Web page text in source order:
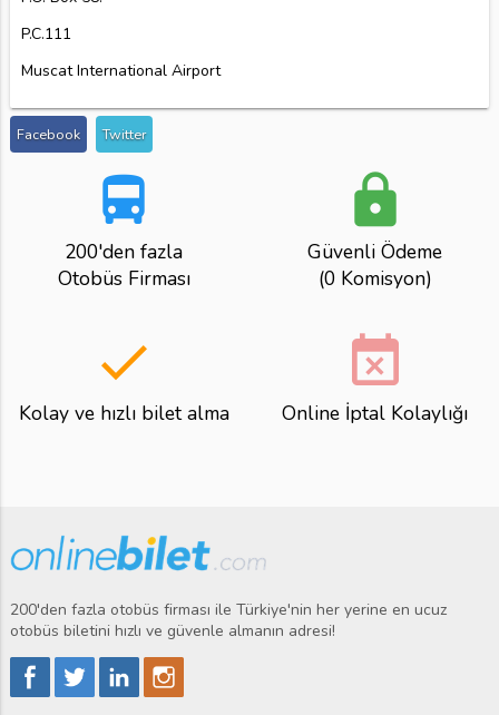
P.C.111
Muscat International Airport
Facebook Twitter
directions_bus
200'den fazla
Otobüs Firması
lock
Güvenli Ödeme
(0 Komisyon)
done
Kolay ve hızlı bilet alma
event_busy
Online İptal Kolaylığı
200'den fazla otobüs firması ile Türkiye'nin her yerine en ucuz
otobüs biletini hızlı ve güvenle almanın adresi!